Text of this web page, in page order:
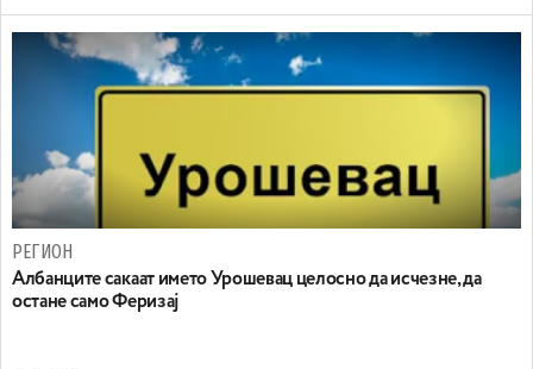
РЕГИОН
Aлбанците сакаат името Урошевац целосно да исчезне, да
остане само Феризај